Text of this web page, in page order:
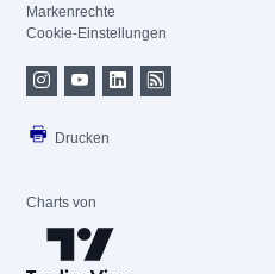
Markenrechte
Cookie-Einstellungen
Drucken
Charts von